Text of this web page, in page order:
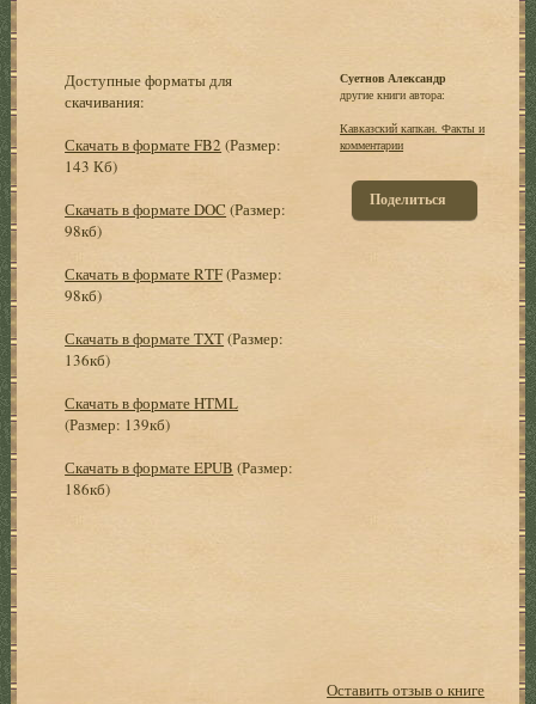
Доступные форматы для
скачивания:
Скачать в формате FB2 (Размер:
143 Кб)
Скачать в формате DOC (Размер:
98кб)
Скачать в формате RTF(Размер:
98кб)
Скачать в формате TXT(Размер:
136кб)
Скачать в формате HTML
(Размер: 139кб)
Скачать в формате EPUB (Размер:
186кб)
Суетнов Александр
другие книги автора:
Кавказский капкан. Факты и
комментарии
Поделиться
Оставить отзыв о книге